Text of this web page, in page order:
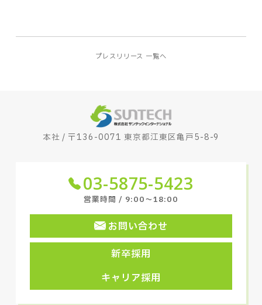
プレスリリース 一覧へ
本社 / 〒136-0071 東京都江東区亀戸5-8-9
03-5875-5423
営業時間 / 9:00〜18:00
お問い合わせ
新卒採用
キャリア採用